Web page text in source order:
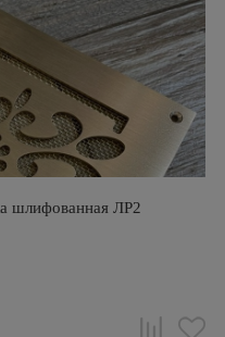
шлифованная ЛР2